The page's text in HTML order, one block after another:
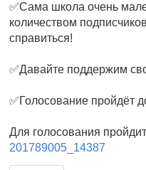
✅Сама школа очень
количеством
справиться!
✅Давайте поддержим
✅Голосование пройдёт
Для голосования
201789005_14387